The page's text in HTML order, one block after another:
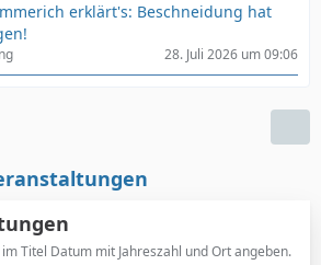
erklärt's: Beschneidung hat
28. Juli 2026 um 09:06
Titel Datum mit Jahreszahl und Ort angeben.